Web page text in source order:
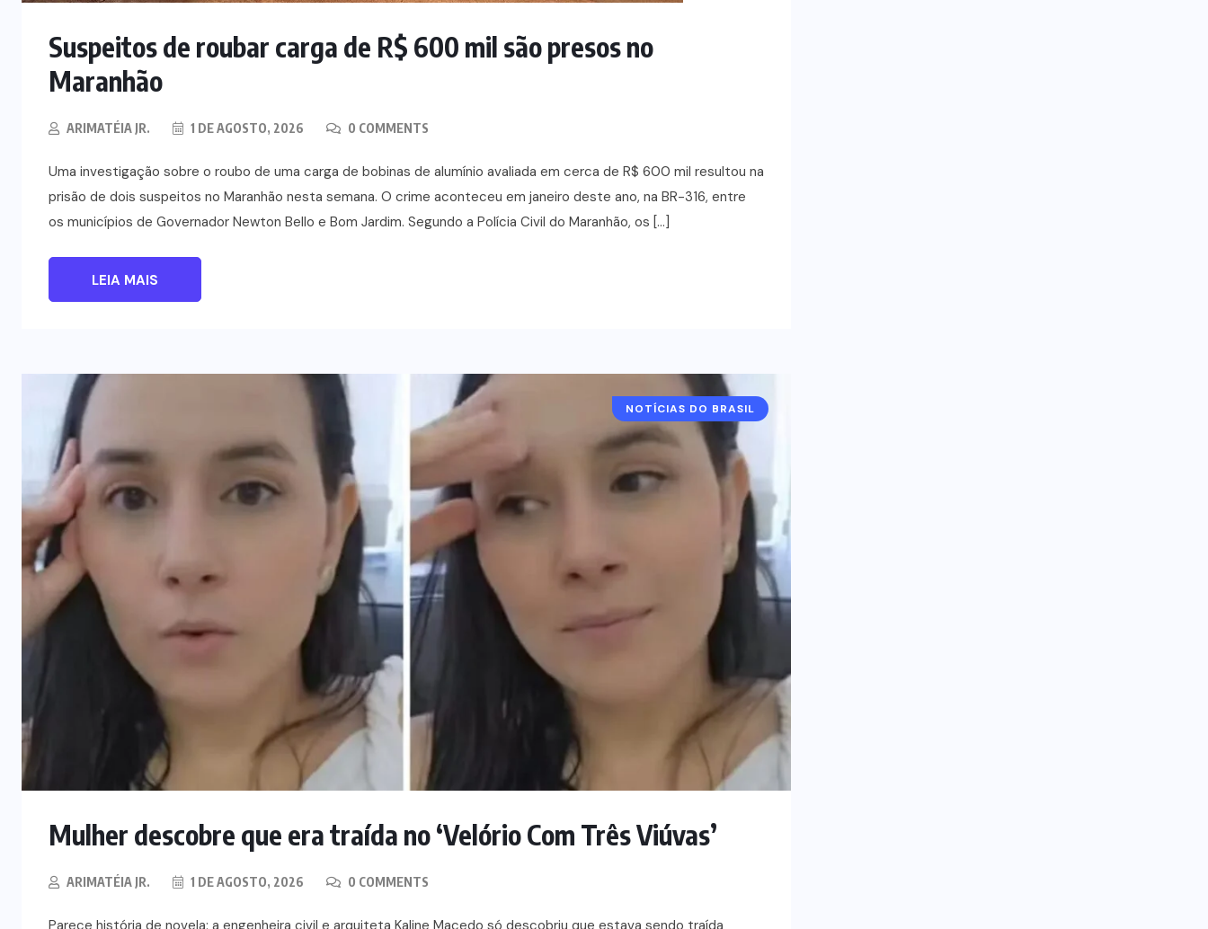
Suspeitos de roubar carga de R$ 600 mil são presos no
Maranhão
ARIMATÉIA JR. 1 DE AGOSTO, 2026 0 COMMENTS
Uma investigação sobre o roubo de uma carga de bobinas de alumínio avaliada em cerca de R$ 600 mil resultou na
prisão de dois suspeitos no Maranhão nesta semana. O crime aconteceu em janeiro deste ano, na BR-316, entre
os municípios de Governador Newton Bello e Bom Jardim. Segundo a Polícia Civil do Maranhão, os […]
LEIA MAIS
NOTÍCIAS DO BRASIL
Mulher descobre que era traída no ‘Velório Com Três Viúvas’
ARIMATÉIA JR. 1 DE AGOSTO, 2026 0 COMMENTS
Parece história de novela: a engenheira civil e arquiteta Kaline Macedo só descobriu que estava sendo traída